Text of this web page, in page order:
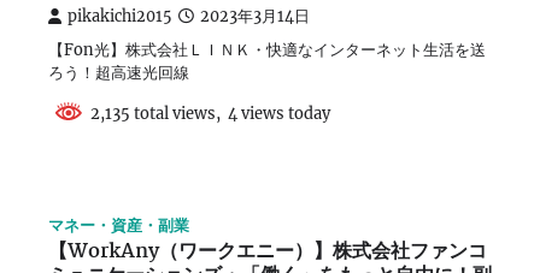
pikakichi2015 2023年3月14日
【Fon光】株式会社ＬＩＮＫ・快適なインターネット生活を送
ろう！超高速光回線
2,135 total views, 4 views today
マネー・資産・副業
【WorkAny（ワークエニー）】株式会社ファンコ